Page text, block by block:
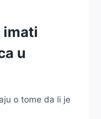
imati
u
o tome da li je